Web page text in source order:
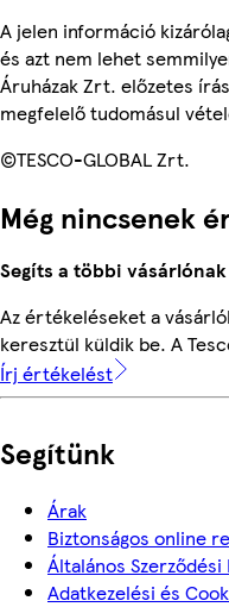
A jelen információ
és azt nem lehet
Áruházak Zrt. előzetes
megfelelő tudomásul
©TESCO-GLOBAL Zrt.
Még nincsenek
Segíts a többi vásárlónak
Az értékeléseket a
keresztül küldik be. A
Írj értékelést
Segítünk
Árak
Biztonságos online
Általános
Adatkezelési és